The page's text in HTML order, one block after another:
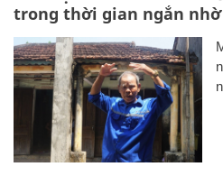
trong thời gian ngắn